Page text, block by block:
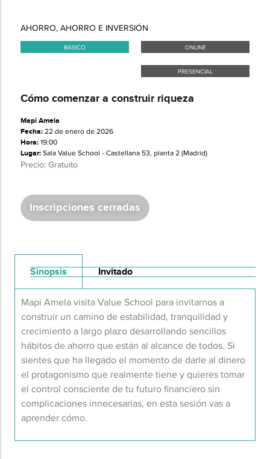
AHORRO, AHORRO E INVERSIÓN
BÁSICO ONLINE
PRESENCIAL
Cómo comenzar a construir riqueza
Mapi Amela
Fecha:22 de enero de 2026
Hora:19:00
Lugar:Sala Value School - Castellana 53, planta 2 (Madrid)
Precio: Gratuito
Inscripciones cerradas
Sinopsis Invitado
Mapi Amela visita Value School para invitarnos a
construir un camino de estabilidad, tranquilidad y
crecimiento a largo plazo desarrollando sencillos
hábitos de ahorro que están al alcance de todos. Si
sientes que ha llegado el momento de darle al dinero
el protagonismo que realmente tiene y quieres tomar
el control consciente de tu futuro financiero sin
complicaciones innecesarias, en esta sesión vas a
aprender cómo.